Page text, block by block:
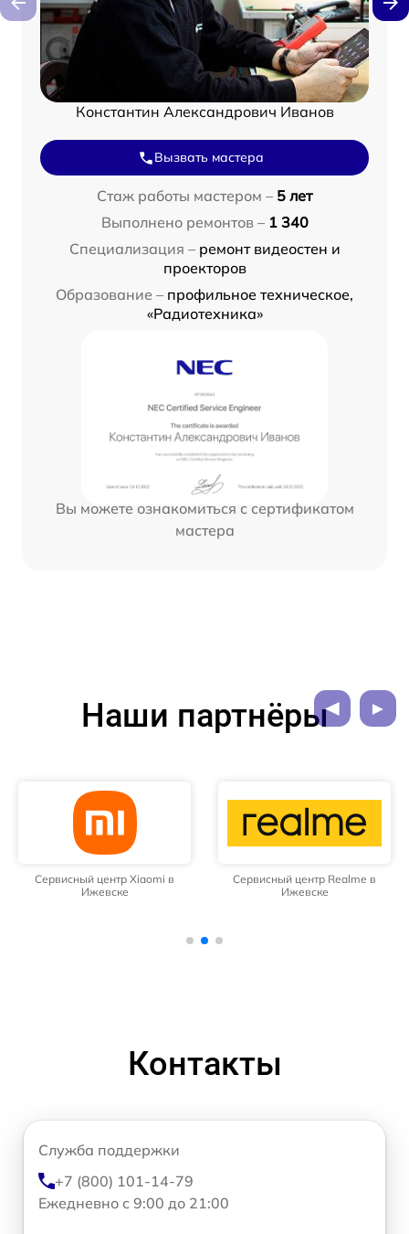
Константин Александрович Иванов
Вызвать мастера
Стаж работы мастером – 5 лет
Выполнено ремонтов – 1 340
Специализация – ремонт видеостен и
проекторов
Образование – профильное техническое,
«Радиотехника»
Вы можете ознакомиться с сертификатом
мастера
Наши партнёры
Сервисный центр Xiaomi в
Ижевске
Сервисный центр Realme в
Ижевске
Контакты
Служба поддержки
+7 (800) 101-14-79
Ежедневно с 9:00 до 21:00